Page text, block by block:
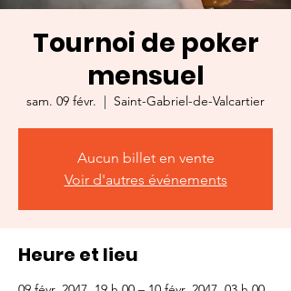
Tournoi de poker
mensuel
sam. 09 févr.
  |
Saint-Gabriel-de-Valcartier
Aucun billet en vente
Voir d'autres événements
Heure et lieu